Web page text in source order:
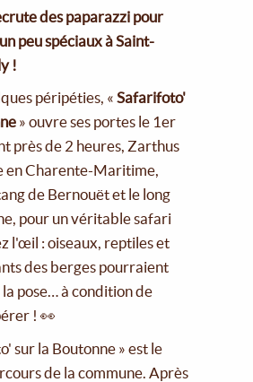
des paparazzi pour
peu spéciaux à Saint-
!
péripéties, «Safarifoto'
» ouvre ses portes le 1er
près de 2 heures, Zarthus
en Charente-Maritime,
de Bernouët et le long
pour un véritable safari
l'œil : oiseaux, reptiles et
des berges pourraient
pose… à condition de
! 👀
sur la Boutonne » est le
de la commune. Après